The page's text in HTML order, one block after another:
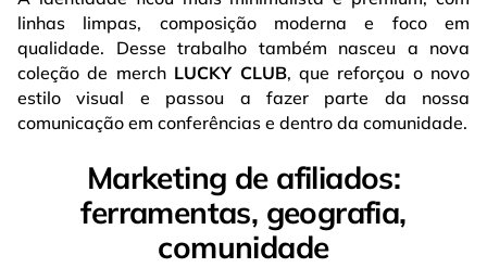
linhas limpas, composição moderna e foco em
qualidade. Desse trabalho também nasceu a nova
coleção de merch LUCKY CLUB, que reforçou o novo
estilo visual e passou a fazer parte da nossa
comunicação em conferências e dentro da comunidade.
Marketing de afiliados:
ferramentas, geografia,
comunidade